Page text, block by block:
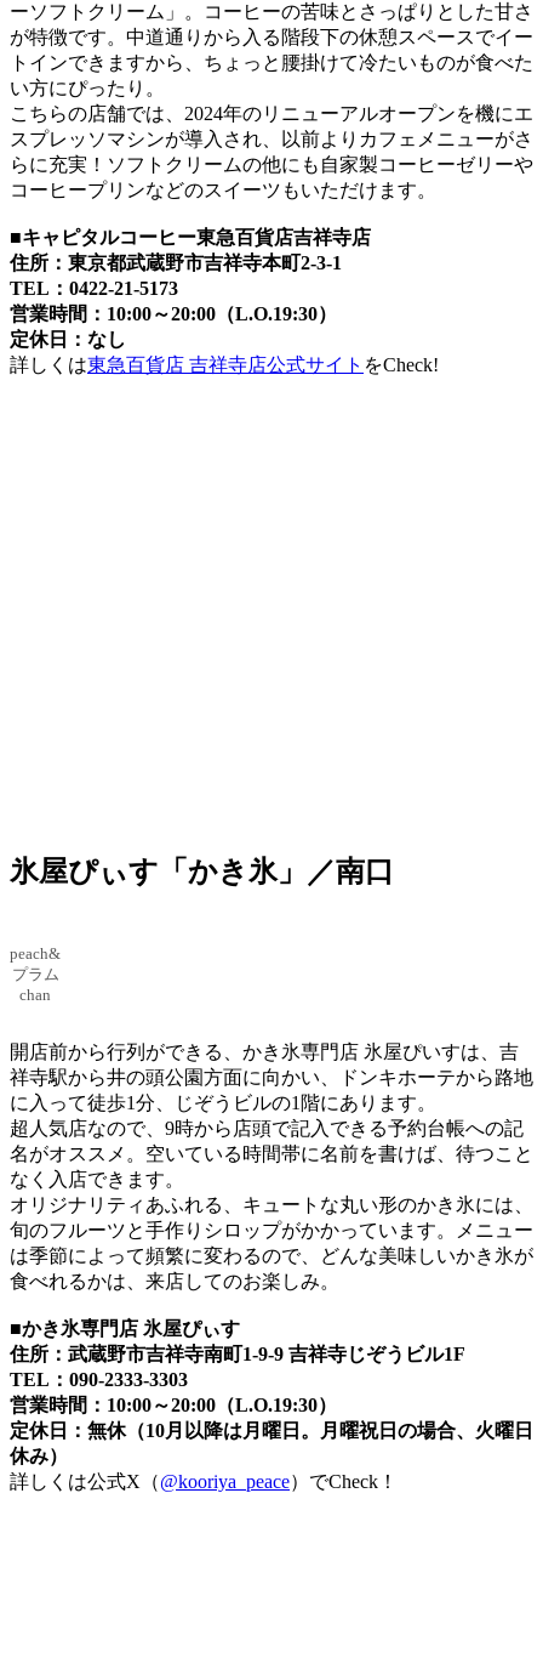
ーソフトクリーム」。コーヒーの苦味とさっぱりとした甘さ
が特徴です。中道通りから入る階段下の休憩スペースでイー
トインできますから、ちょっと腰掛けて冷たいものが食べた
い方にぴったり。
こちらの店舗では、2024年のリニューアルオープンを機にエ
スプレッソマシンが導入され、以前よりカフェメニューがさ
らに充実！ソフトクリームの他にも自家製コーヒーゼリーや
コーヒープリンなどのスイーツもいただけます。
■キャピタルコーヒー東急百貨店吉祥寺店
住所：東京都武蔵野市吉祥寺本町2-3-1
TEL：0422-21-5173
営業時間：10:00～20:00（L.O.19:30）
定休日：なし
詳しくは東急百貨店 吉祥寺店公式サイト をCheck!
氷屋ぴぃす「かき氷」／南口
peach&
プラム
chan
開店前から行列ができる、かき氷専門店 氷屋ぴいすは、吉
祥寺駅から井の頭公園方面に向かい、ドンキホーテから路地
に入って徒歩1分、じぞうビルの1階にあります。
超人気店なので、9時から店頭で記入できる予約台帳への記
名がオススメ。空いている時間帯に名前を書けば、待つこと
なく入店できます。
オリジナリティあふれる、キュートな丸い形のかき氷には、
旬のフルーツと手作りシロップがかかっています。メニュー
は季節によって頻繁に変わるので、どんな美味しいかき氷が
食べれるかは、来店してのお楽しみ。
■かき氷専門店 氷屋ぴぃす
住所：武蔵野市吉祥寺南町1-9-9 吉祥寺じぞうビル1F
TEL：090-2333-3303
営業時間：10:00～20:00（L.O.19:30）
定休日：無休（10月以降は月曜日。月曜祝日の場合、火曜日
休み）
詳しくは公式X（@kooriya_peace）でCheck！